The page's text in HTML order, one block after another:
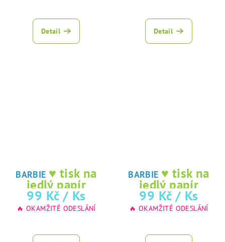
Detail Detail
BARBIE ♥ tisk na
jedlý papír
99 Kč / Ks
🔥 OKAMŽITÉ ODESLÁNÍ
BARBIE ♥ tisk na
jedlý papír
99 Kč / Ks
🔥 OKAMŽITÉ ODESLÁNÍ